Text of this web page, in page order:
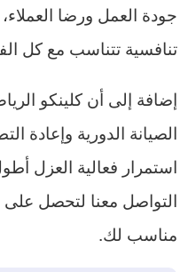
جودة العمل ورضا
تنافسية تتناسب مع كل
إضافة إلى أن كلينكو
الصيانة الدورية وإعادة
استمرار فعالية العزل
التواصل معنا لتحصل
مناسب لك.